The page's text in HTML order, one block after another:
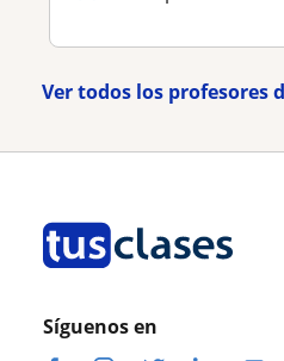
Ver todos los profesores
Síguenos en